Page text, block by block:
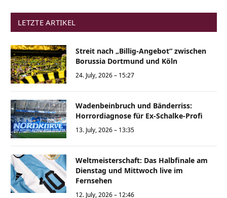
LETZTE ARTIKEL
Streit nach „Billig-Angebot“ zwischen
Borussia Dortmund und Köln
24. July, 2026 – 15:27
Wadenbeinbruch und Bänderriss:
Horrordiagnose für Ex-Schalke-Profi
13. July, 2026 – 13:35
Weltmeisterschaft: Das Halbfinale am
Dienstag und Mittwoch live im
Fernsehen
12. July, 2026 – 12:46